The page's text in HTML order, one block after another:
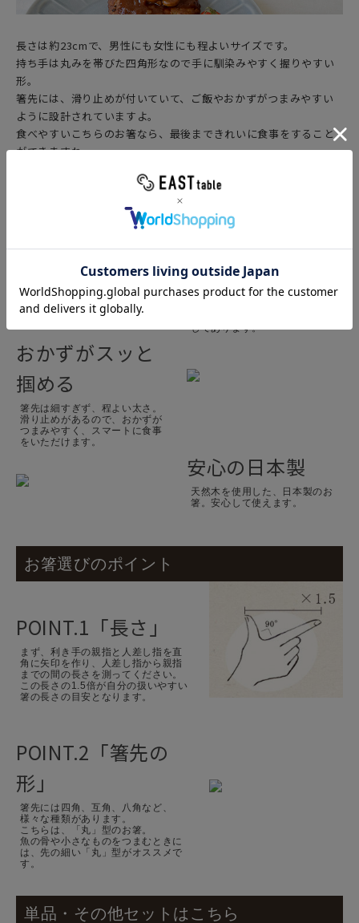
長さは約23cmで、男性にも女性にも程よいサイズです。
持ち手は丸みを帯びた四角形なので手に馴染みやすく握りやすい
形。
箸先には、滑り止めが付いていて、ご飯やおかずがつまみやすい
ように設計されていますよ。
食べやすいこちらのお箸なら、最後まできれいに食事をすること
ができますね。
食洗機、乾燥機も使用できるため、お手入れしやすいのもポイン
ト。デザイン性だけでなく実用性も兼ね備えた優秀なアイテムで
滑り止め加工
してあります。
おかずがスッと
掴める
箸先は細すぎず、程よい太さ。
滑り止めがあるので、おかずが
つまみやすく、スマートに食事
をいただけます。
安心の日本製
天然木を使用した、日本製のお
箸。安心して使えます。
お箸選びのポイント
POINT.1「長さ」
まず、利き手の親指と人差し指を直
角に矢印を作り、人差し指から親指
までの間の長さを測ってください。
この長さの1.5倍が自分の扱いやすい
箸の長さの目安となります。
POINT.2「箸先の
形」
箸先には四角、互角、八角など、
様々な種類があります。
こちらは、「丸」型のお箸。
魚の骨や小さなものをつまむときに
は、先の細い「丸」型がオススメで
す。
単品・その他セットはこちら